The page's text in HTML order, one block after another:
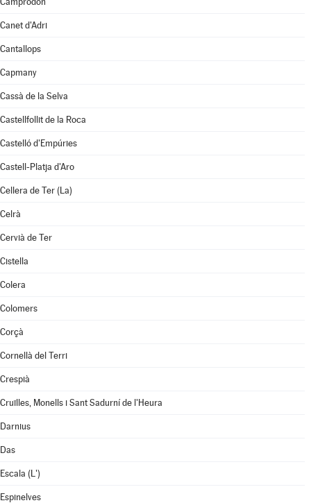
Canet d'Adri
Cantallops
Capmany
Cassà de la Selva
Castellfollit de la Roca
Castelló d'Empúries
Castell-Platja d'Aro
Cellera de Ter (La)
Celrà
Cervià de Ter
Cistella
Colera
Colomers
Corçà
Cornellà del Terri
Crespià
Cruïlles, Monells i Sant Sadurní de l'Heura
Darnius
Das
Escala (L')
Espinelves